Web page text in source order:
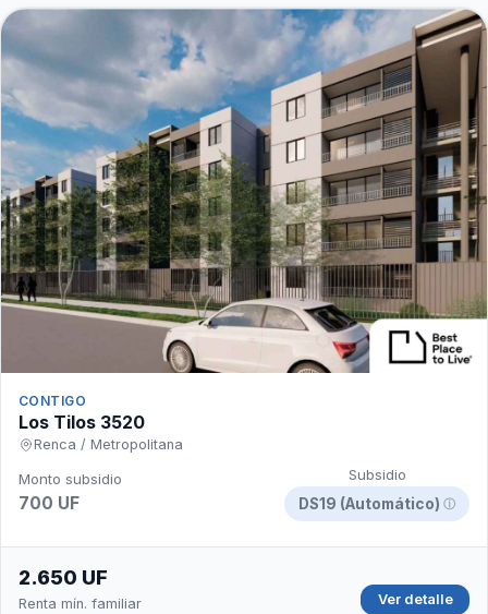
CONTIGO
Los Tilos 3520
Renca / Metropolitana
Monto subsidio
700 UF
Subsidio
DS19 (Automático) ⓘ
2.650 UF
Renta mín. familiar
Ver detalle